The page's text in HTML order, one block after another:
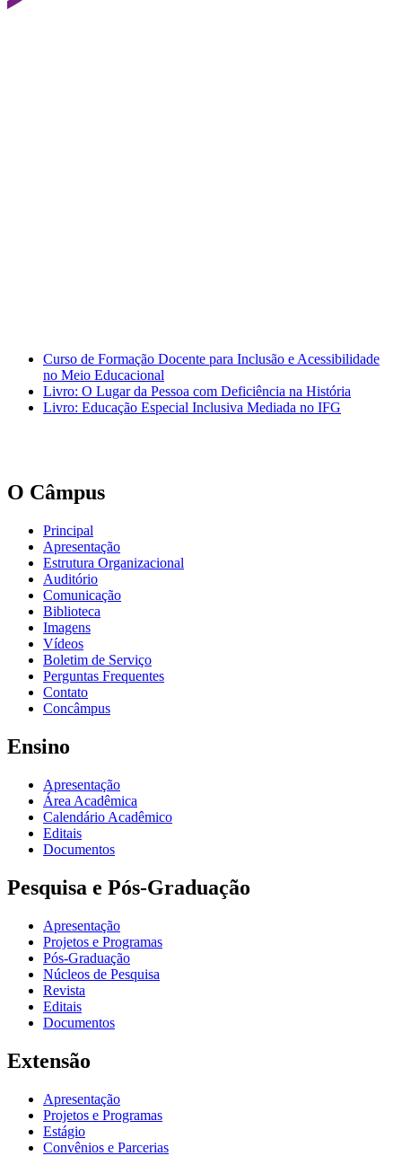
Curso de Formação Docente para Inclusão e Acessibilidade
no Meio Educacional
Livro: O Lugar da Pessoa com Deficiência na História
Livro: Educação Especial Inclusiva Mediada no IFG
O Câmpus
Principal
Apresentação
Estrutura Organizacional
Auditório
Comunicação
Biblioteca
Imagens
Vídeos
Boletim de Serviço
Perguntas Frequentes
Contato
Concâmpus
Ensino
Apresentação
Área Acadêmica
Calendário Acadêmico
Editais
Documentos
Pesquisa e Pós-Graduação
Apresentação
Projetos e Programas
Pós-Graduação
Núcleos de Pesquisa
Revista
Editais
Documentos
Extensão
Apresentação
Projetos e Programas
Estágio
Convênios e Parcerias